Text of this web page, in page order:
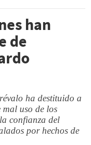
han
de
ha destituido a
uso de los
confianza del
por hechos de